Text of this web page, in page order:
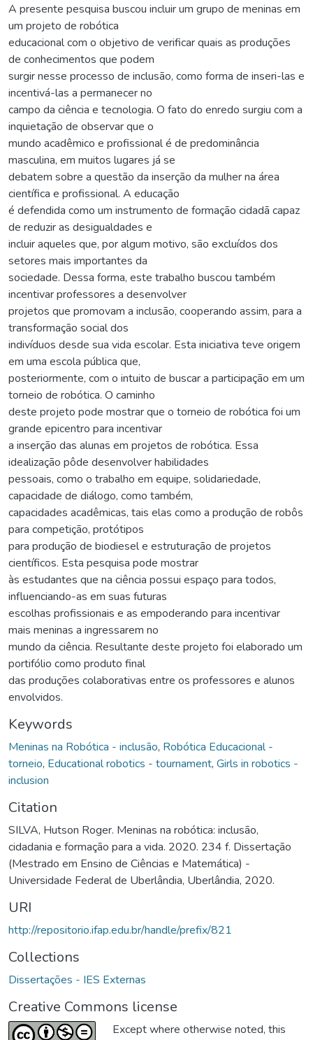
A presente pesquisa buscou incluir um grupo de meninas em
um projeto de robótica
educacional com o objetivo de verificar quais as produções
de conhecimentos que podem
surgir nesse processo de inclusão, como forma de inseri-las e
incentivá-las a permanecer no
campo da ciência e tecnologia. O fato do enredo surgiu com a
inquietação de observar que o
mundo acadêmico e profissional é de predominância
masculina, em muitos lugares já se
debatem sobre a questão da inserção da mulher na área
científica e profissional. A educação
é defendida como um instrumento de formação cidadã capaz
de reduzir as desigualdades e
incluir aqueles que, por algum motivo, são excluídos dos
setores mais importantes da
sociedade. Dessa forma, este trabalho buscou também
incentivar professores a desenvolver
projetos que promovam a inclusão, cooperando assim, para a
transformação social dos
indivíduos desde sua vida escolar. Esta iniciativa teve origem
em uma escola pública que,
posteriormente, com o intuito de buscar a participação em um
torneio de robótica. O caminho
deste projeto pode mostrar que o torneio de robótica foi um
grande epicentro para incentivar
a inserção das alunas em projetos de robótica. Essa
idealização pôde desenvolver habilidades
pessoais, como o trabalho em equipe, solidariedade,
capacidade de diálogo, como também,
capacidades acadêmicas, tais elas como a produção de robôs
para competição, protótipos
para produção de biodiesel e estruturação de projetos
científicos. Esta pesquisa pode mostrar
às estudantes que na ciência possui espaço para todos,
influenciando-as em suas futuras
escolhas profissionais e as empoderando para incentivar
mais meninas a ingressarem no
mundo da ciência. Resultante deste projeto foi elaborado um
portifólio como produto final
das produções colaborativas entre os professores e alunos
envolvidos.
Keywords
Meninas na Robótica - inclusão, Robótica Educacional -
torneio, Educational robotics - tournament, Girls in robotics -
inclusion
Citation
SILVA, Hutson Roger. Meninas na robótica: inclusão,
cidadania e formação para a vida. 2020. 234 f. Dissertação
(Mestrado em Ensino de Ciências e Matemática) -
Universidade Federal de Uberlândia, Uberlândia, 2020.
URI
http://repositorio.ifap.edu.br/handle/prefix/821
Collections
Dissertações - IES Externas
Creative Commons license
Except where otherwise noted, this